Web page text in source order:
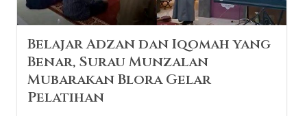
Belajar Adzan dan Iqomah yang
Benar, Surau Munzalan
Mubarakan Blora Gelar
Pelatihan